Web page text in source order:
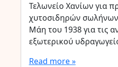
Τελωνείο Χανίων για
χυτοσιδηρών
Μάη του 1938 για τις
εξωτερικού
Read more »